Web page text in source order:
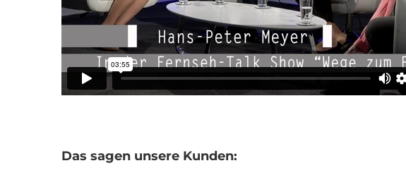
Das sagen unsere Kunden: